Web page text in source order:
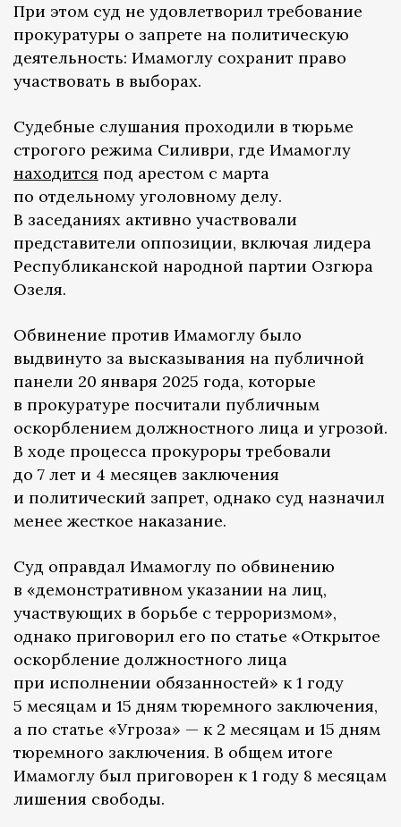
При этом суд не удовлетворил требование
прокуратуры о запрете на политическую
деятельность: Имамоглу сохранит право
участвовать в выборах.
Судебные слушания проходили в тюрьме
строгого режима Силиври, где Имамоглу
находится под арестом с марта
по отдельному уголовному делу.
В заседаниях активно участвовали
представители оппозиции, включая лидера
Республиканской народной партии Озгюра
Озеля.
Обвинение против Имамоглу было
выдвинуто за высказывания на публичной
панели 20 января 2025 года, которые
в прокуратуре посчитали публичным
оскорблением должностного лица и угрозой.
В ходе процесса прокуроры требовали
до 7 лет и 4 месяцев заключения
и политический запрет, однако суд назначил
менее жесткое наказание.
Суд оправдал Имамоглу по обвинению
в «демонстративном указании на лиц,
участвующих в борьбе с терроризмом»,
однако приговорил его по статье «Открытое
оскорбление должностного лица
при исполнении обязанностей» к 1 году
5 месяцам и 15 дням тюремного заключения,
а по статье «Угроза» — к 2 месяцам и 15 дням
тюремного заключения. В общем итоге
Имамоглу был приговорен к 1 году 8 месяцам
лишения свободы.